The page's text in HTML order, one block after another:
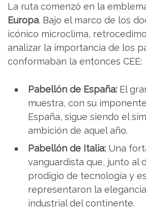
La ruta comenzó en la
Europa. Bajo el marco de los
icónico microclima,
analizar la importancia de los
conformaban la entonces CEE:
Pabellón de España: El
muestra, con su
España, sigue siendo el
ambición de aquel año.
Pabellón de Italia: Una
vanguardista que, junto al
prodigio de tecnología y
representaron la
industrial del continente.